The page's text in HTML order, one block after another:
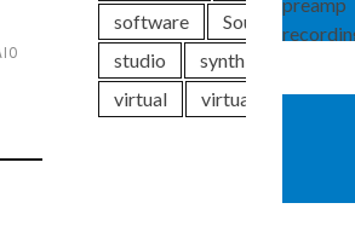
software
Soundwave
studio
synth
virtual
virtual instrument